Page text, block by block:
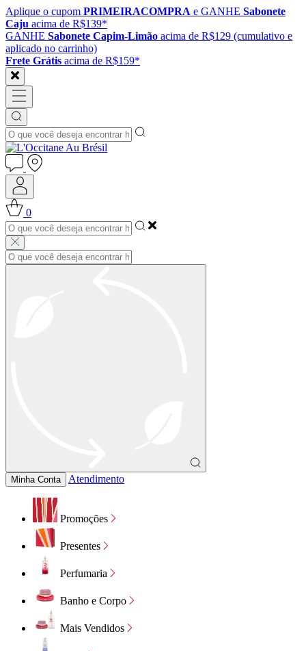
Aplique o cupom PRIMEIRACOMPRA e GANHE Sabonete
Caju acima de R$139*
GANHE Sabonete Capim-Limão acima de R$129 (cumulativo e
aplicado no carrinho)
Frete Grátis acima de R$159*
0
Minha Conta Atendimento
Promoções
Presentes
Perfumaria
Banho e Corpo
Mais Vendidos